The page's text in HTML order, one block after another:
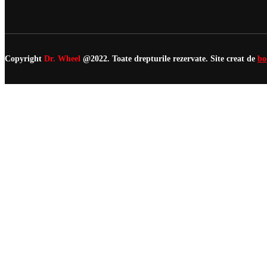
Copyright Dr. Wheel @2022. Toate drepturile rezervate. Site creat de